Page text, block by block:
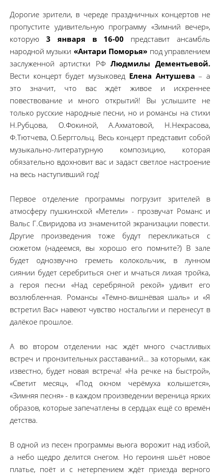
Дорогие зрители, в череде праздничных концертов не
пропустите удивительную программу «Зимний вечер»,
которую 3 января в 16-00 представит ансамбль
народной музыки «Антари Поморья» под управлением
заслуженной артистки РФ Людмилы Дементьевой.
Вести концерт будет музыковед Елена Антушева – а
это значит, что вас ждёт живое и искреннее
повествование и много открытий! Вы услышите не
только русские народные песни, но и романсы на стихи
Н.Рубцова, О.Фокиной, А.Ахматовой, Н.Некрасова,
Ф.Тютчева, О.Берггольц. Весь концерт представит собой
музыкально-литературную композицию, которая
обязательно вдохновит вас и задаст светлое настроение
на весь наступивший год!
Первое отделение программы погрузит зрителей в
атмосферу пушкинской «Метели» - прозвучат Романс и
Вальс Г.Свиридова из знаменитой экранизации повести.
Другие произведения тоже будут перекликаться с
сюжетом (надеемся, вы хорошо его помните?) В зале
будет однозвучно греметь колокольчик, в лунном
сиянии будет серебриться снег и мчаться лихая тройка,
а героя песни «Над серебряной рекой» удивит его
возлюбленная. Романсы «Тёмно-вишнёвая шаль» и «Я
встретил Вас» навеют чувство ностальгии и перенесут в
далёкое прошлое.
А во втором отделении нас ждёт много счастливых
встреч и пронзительных расставаний… за которыми, как
известно, будет новая встреча! «На речке на быстрой»,
«Светит месяц», «Под окном черёмуха колышется»,
«Зимняя песня» - в каждом произведении вереница ярких
образов, которые запечатлены в сердцах ещё со времён
детства.
В одной из песен программы вьюга ворожит над избой,
а небо щедро делится снегом. Но героиня шьёт новое
платье, поёт и с нетерпением ждёт приезда верного